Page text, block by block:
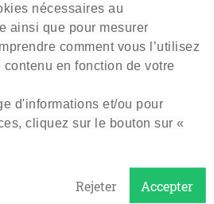
Verrine Conique 20 Cl -
To82
Prix
10,20 €
nécessaires au
ainsi que pour mesurer
comment vous l’utilisez
en fonction de votre
d'informations et/ou pour
cliquez sur le bouton sur «
Accepter
Rejeter